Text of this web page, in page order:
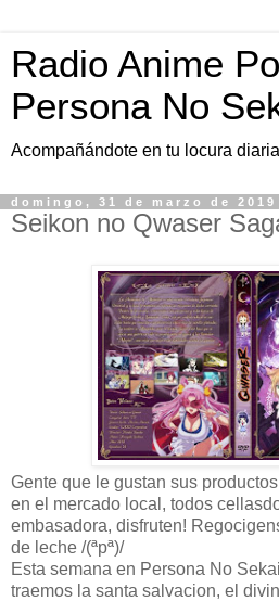
Radio Anime
Persona No
Acompañándote en tu locura
domingo, 31 de marzo de 2019
Seikon no Qwaser
Gente que le gustan sus
en el mercado local, todos
embasadora, disfruten!
de leche /(ªpª)/
Esta semana en Persona No
traemos la santa salvacion, el